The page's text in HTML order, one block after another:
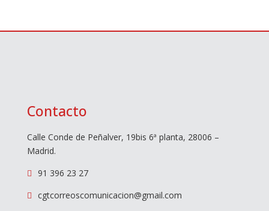
Contacto
Calle Conde de Peñalver, 19bis 6ª planta, 28006 –
Madrid.
 91 396 23 27
 cgtcorreoscomunicacion@gmail.com